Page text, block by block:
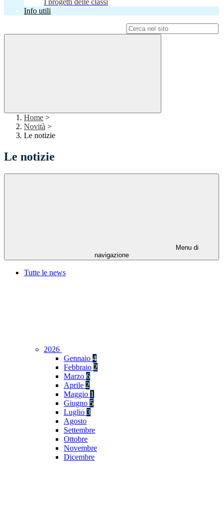
I progetti delle classi
Info utili
Home >
Novità >
Le notizie
Le notizie
Menu di
navigazione
Tutte le news
2026
Gennaio 4
Febbraio 2
Marzo 6
Aprile 2
Maggio 1
Giugno 5
Luglio 3
Agosto
Settembre
Ottobre
Novembre
Dicembre